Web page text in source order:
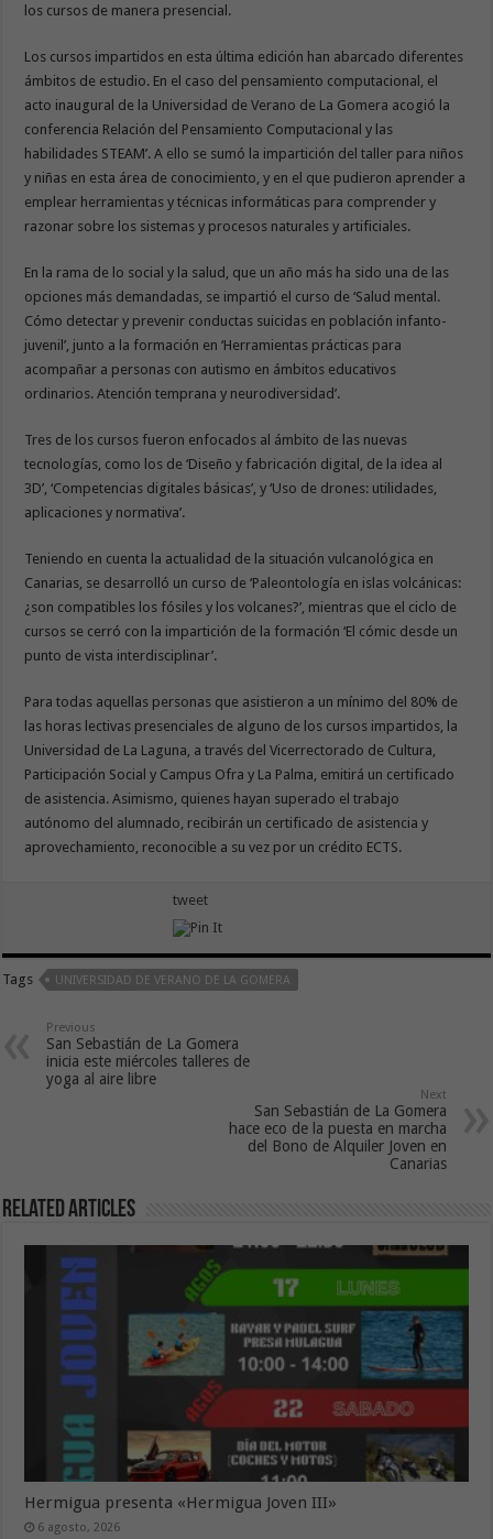
los cursos de manera presencial.
Los cursos impartidos en esta última edición han abarcado diferentes
ámbitos de estudio. En el caso del pensamiento computacional, el
acto inaugural de la Universidad de Verano de La Gomera acogió la
conferencia Relación del Pensamiento Computacional y las
habilidades STEAM’. A ello se sumó la impartición del taller para niños
y niñas en esta área de conocimiento, y en el que pudieron aprender a
emplear herramientas y técnicas informáticas para comprender y
razonar sobre los sistemas y procesos naturales y artificiales.
En la rama de lo social y la salud, que un año más ha sido una de las
opciones más demandadas, se impartió el curso de ‘Salud mental.
Cómo detectar y prevenir conductas suicidas en población infanto-
juvenil’, junto a la formación en ‘Herramientas prácticas para
acompañar a personas con autismo en ámbitos educativos
ordinarios. Atención temprana y neurodiversidad’.
Tres de los cursos fueron enfocados al ámbito de las nuevas
tecnologías, como los de ‘Diseño y fabricación digital, de la idea al
3D’, ‘Competencias digitales básicas’, y ‘Uso de drones: utilidades,
aplicaciones y normativa’.
Teniendo en cuenta la actualidad de la situación vulcanológica en
Canarias, se desarrolló un curso de ‘Paleontología en islas volcánicas:
¿son compatibles los fósiles y los volcanes?’, mientras que el ciclo de
cursos se cerró con la impartición de la formación ‘El cómic desde un
punto de vista interdisciplinar’.
Para todas aquellas personas que asistieron a un mínimo del 80% de
las horas lectivas presenciales de alguno de los cursos impartidos, la
Universidad de La Laguna, a través del Vicerrectorado de Cultura,
Participación Social y Campus Ofra y La Palma, emitirá un certificado
de asistencia. Asimismo, quienes hayan superado el trabajo
autónomo del alumnado, recibirán un certificado de asistencia y
aprovechamiento, reconocible a su vez por un crédito ECTS.
tweet
Tags UNIVERSIDAD DE VERANO DE LA GOMERA
Previous
San Sebastián de La Gomera
inicia este miércoles talleres de
yoga al aire libre
Next
San Sebastián de La Gomera
hace eco de la puesta en marcha
del Bono de Alquiler Joven en
Canarias
Related Articles
Hermigua presenta «Hermigua Joven III»
6 agosto, 2026